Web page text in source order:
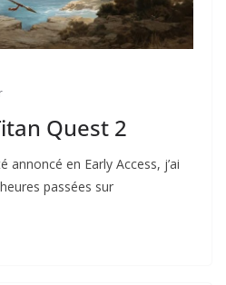
Quest 2
annoncé en Early Access, j’ai
passées sur